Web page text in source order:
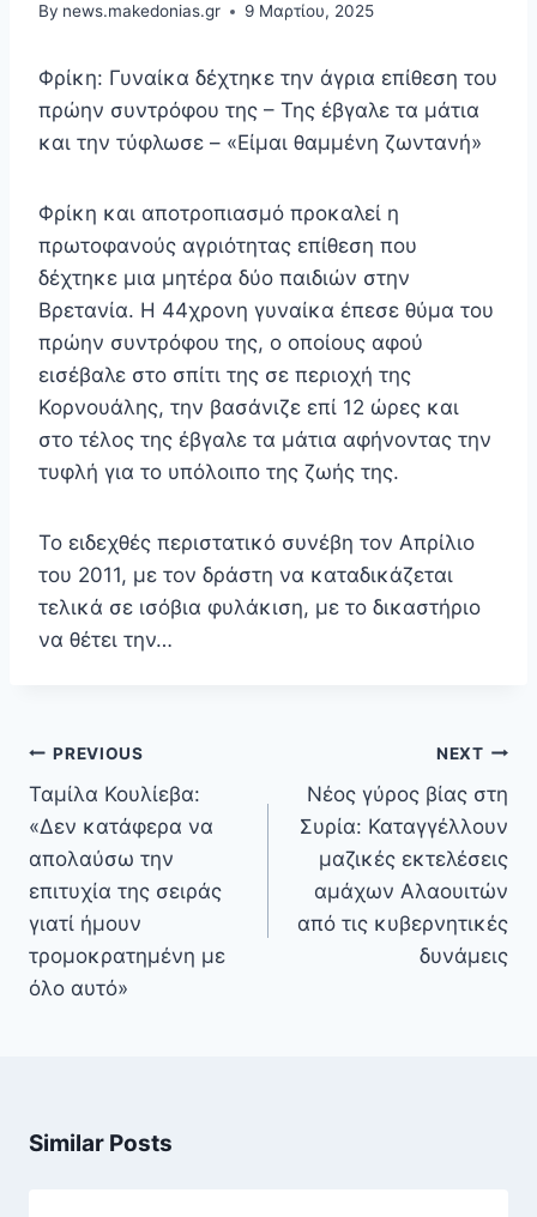
By news.makedonias.gr 9 Μαρτίου, 2025
Φρίκη: Γυναίκα δέχτηκε την άγρια επίθεση του
πρώην συντρόφου της – Της έβγαλε τα μάτια
και την τύφλωσε – «Είμαι θαμμένη ζωντανή»
Φρίκη και αποτροπιασμό προκαλεί η
πρωτοφανούς αγριότητας επίθεση που
δέχτηκε μια μητέρα δύο παιδιών στην
Βρετανία. Η 44χρονη γυναίκα έπεσε θύμα του
πρώην συντρόφου της, ο οποίους αφού
εισέβαλε στο σπίτι της σε περιοχή της
Κορνουάλης, την βασάνιζε επί 12 ώρες και
στο τέλος της έβγαλε τα μάτια αφήνοντας την
τυφλή για το υπόλοιπο της ζωής της.
Το ειδεχθές περιστατικό συνέβη τον Απρίλιο
του 2011, με τον δράστη να καταδικάζεται
τελικά σε ισόβια φυλάκιση, με το δικαστήριο
να θέτει την…
Πλοήγηση
άρθρων
PREVIOUS
Ταμίλα Κουλίεβα:
«Δεν κατάφερα να
απολαύσω την
επιτυχία της σειράς
γιατί ήμουν
τρομοκρατημένη με
όλο αυτό»
NEXT
Nέος γύρος βίας στη
Συρία: Καταγγέλλουν
μαζικές εκτελέσεις
αμάχων Αλαουιτών
από τις κυβερνητικές
δυνάμεις
Similar Posts